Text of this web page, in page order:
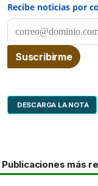
Recibe noticias por
DESCARGA LA NOTA
Publicaciones más